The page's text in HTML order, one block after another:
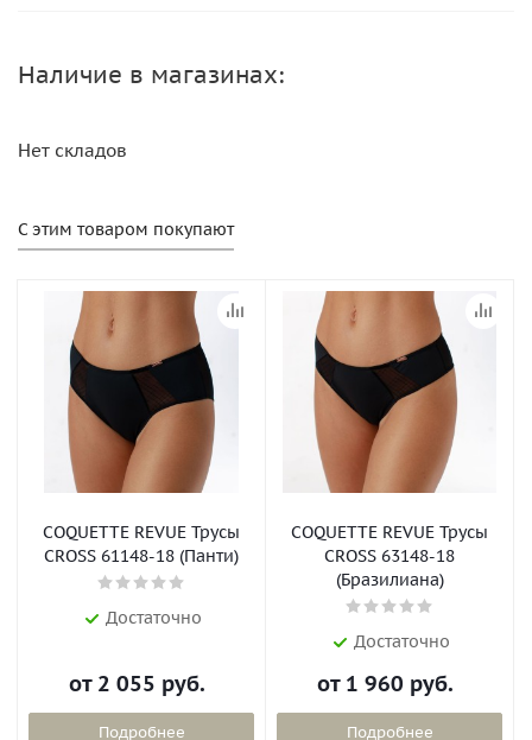
Наличие в магазинах:
Нет складов
С этим товаром покупают
COQUETTE REVUE Трусы
CROSS 61148-18 (Панти)
Достаточно
от 2 055 руб.
Подробнее
COQUETTE REVUE Трусы
CROSS 63148-18
(Бразилиана)
Достаточно
от 1 960 руб.
Подробнее